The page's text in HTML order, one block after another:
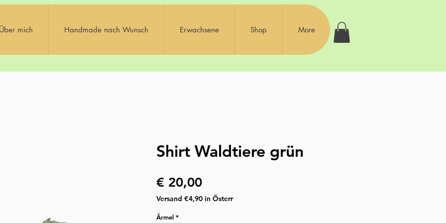
mich Handmade nach Wunsch Erwachsene Shop More
Shirt Waldtiere grün
€ 20,00Preis
Versand €4,90 in Österr
Ärmel *